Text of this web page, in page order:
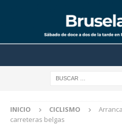
INICIO CICLISMO
carreteras belgas